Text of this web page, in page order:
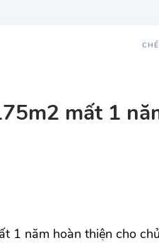
mất 1
1 năm hoàn thiện cho